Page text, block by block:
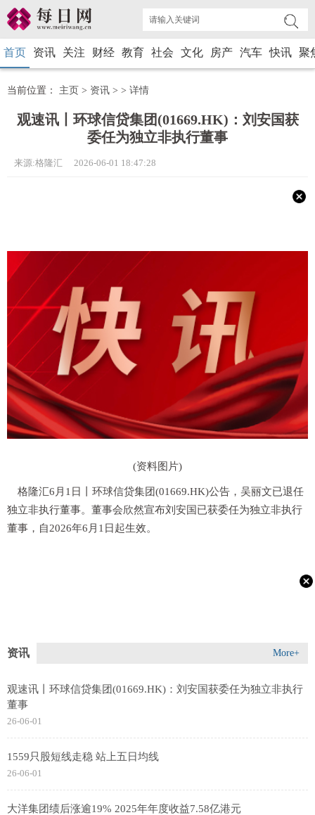
首页 资讯 关注 财经 教育 社会 文化 房产 汽车 快讯 聚
当前位置： 主页 > 资讯 > > 详情
观速讯丨环球信贷集团(01669.HK)：刘安国获
委任为独立非执行董事
来源:格隆汇 2026-06-01 18:47:28
(资料图片)
格隆汇6月1日丨环球信贷集团(01669.HK)公告，吴丽文已退任
独立非执行董事。董事会欣然宣布刘安国已获委任为独立非执行
董事，自2026年6月1日起生效。
资讯 More+
观速讯丨环球信贷集团(01669.HK)：刘安国获委任为独立非执行
董事
26-06-01
1559只股短线走稳 站上五日均线
26-06-01
大洋集团绩后涨逾19% 2025年年度收益7.58亿港元